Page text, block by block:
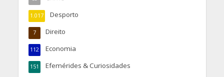
Desporto
1.017
Direito
7
Economia
112
Efemérides & Curiosidades
151